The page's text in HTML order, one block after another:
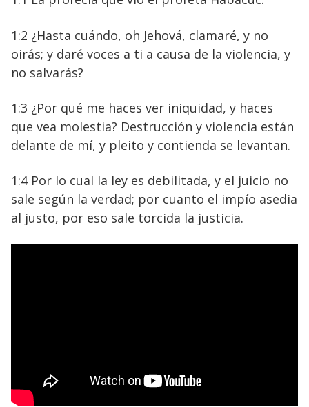
1:2 ¿Hasta cuándo, oh Jehová, clamaré, y no
oirás; y daré voces a ti a causa de la violencia, y
no salvarás?
1:3 ¿Por qué me haces ver iniquidad, y haces
que vea molestia? Destrucción y violencia están
delante de mí, y pleito y contienda se levantan.
1:4 Por lo cual la ley es debilitada, y el juicio no
sale según la verdad; por cuanto el impío asedia
al justo, por eso sale torcida la justicia.